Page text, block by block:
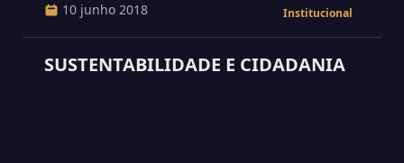
10 junho 2018 Institucional
SUSTENTABILIDADE E CIDADANIA